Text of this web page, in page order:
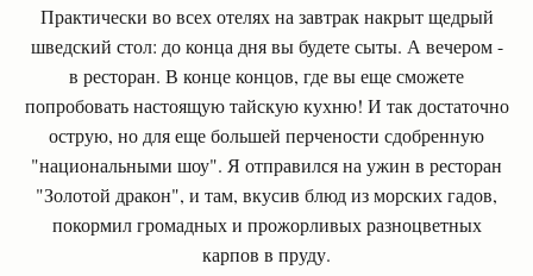
Практически во всех отелях на завтрак накрыт щедрый
шведский стол: до конца дня вы будете сыты. А вечером -
в ресторан. В конце концов, где вы еще сможете
попробовать настоящую тайскую кухню! И так достаточно
острую, но для еще большей перчености сдобренную
"национальными шоу". Я отправился на ужин в ресторан
"Золотой дракон", и там, вкусив блюд из морских гадов,
покормил громадных и прожорливых разноцветных
карпов в пруду.